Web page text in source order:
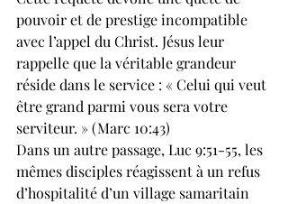
pouvoir et de prestige incompatible
avec l’appel du Christ. Jésus leur
rappelle que la véritable grandeur
réside dans le service : « Celui qui veut
être grand parmi vous sera votre
serviteur. » (Marc 10:43)
Dans un autre passage, Luc 9:51-55, les
mêmes disciples réagissent à un refus
d’hospitalité d’un village samaritain